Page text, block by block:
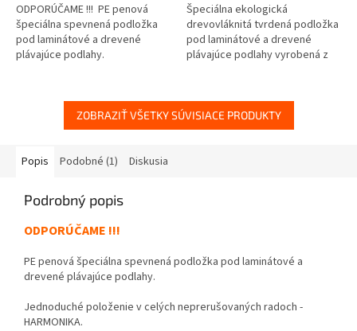
hviezdičiek.
ODPORÚČAME !!! PE penová
špeciálna spevnená podložka
pod laminátové a drevené
plávajúce podlahy.
hviezdičiek.
Špeciálna ekologická
drevovláknitá tvrdená podložka
pod laminátové a drevené
plávajúce podlahy vyrobená z
ZOBRAZIŤ VŠETKY SÚVISIACE PRODUKTY
Popis Podobné (1) Diskusia
Podrobný popis
ODPORÚČAME !!!
PE penová špeciálna spevnená podložka pod laminátové a
drevené plávajúce podlahy.
Jednoduché položenie v celých neprerušovaných radoch -
HARMONIKA.